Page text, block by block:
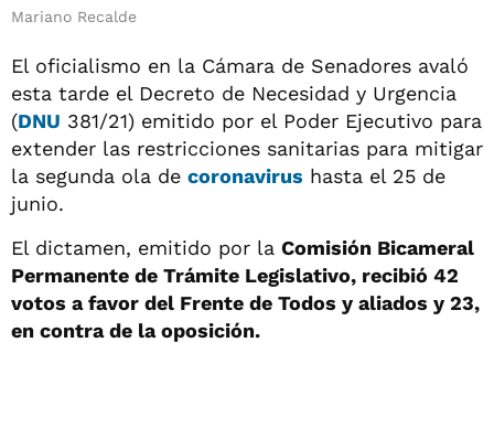
Mariano Recalde
El oficialismo en la Cámara de Senadores avaló
esta tarde el Decreto de Necesidad y Urgencia
(DNU 381/21) emitido por el Poder Ejecutivo para
extender las restricciones sanitarias para mitigar
la segunda ola de coronavirus hasta el 25 de
junio.
El dictamen, emitido por la Comisión Bicameral
Permanente de Trámite Legislativo, recibió 42
votos a favor del Frente de Todos y aliados y 23,
en contra de la oposición.